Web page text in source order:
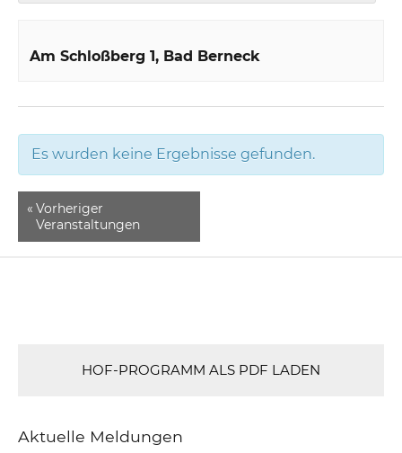
Am Schloßberg 1 Bad Berneck
Es wurden keine Ergebnisse gefunden.
« Vorheriger
Veranstaltungen
HOF-PROGRAMM ALS PDF LADEN
Aktuelle Meldungen